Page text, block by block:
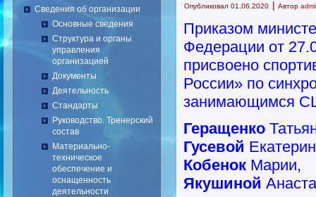
Сведения об организации
Основные сведения
Структура и органы
управления
организацией
Документы
Деятельность
Стандарты
Руководство. Тренерский
состав
Материально-
техническое
обеспечение и
оснащенность
деятельности
Опубликовал 01.06.2020 Автор
Приказом
Федерации от
присвоено
России» по
занимающимся
Геращенко
Гусевой
Кобенок Марии,
Якушиной